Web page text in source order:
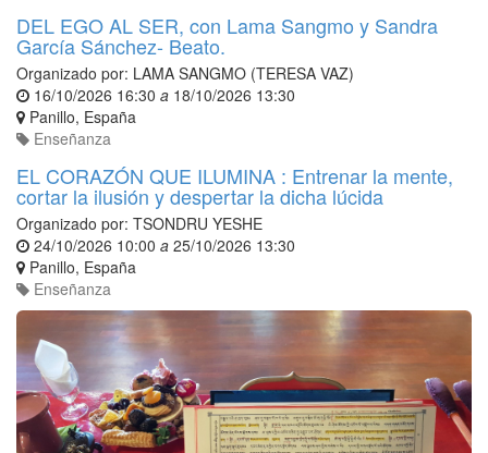
DEL EGO AL SER, con Lama Sangmo y Sandra
García Sánchez- Beato.
Organizado por: LAMA SANGMO (TERESA VAZ)
16/10/2026 16:30 a 18/10/2026 13:30
Panillo, España
Enseñanza
EL CORAZÓN QUE ILUMINA : Entrenar la mente,
cortar la ilusión y despertar la dicha lúcida
Organizado por: TSONDRU YESHE
24/10/2026 10:00 a 25/10/2026 13:30
Panillo, España
Enseñanza